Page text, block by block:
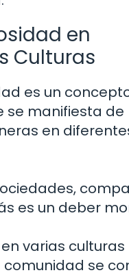
en
Culturas
es un
se manifiesta de
en
es un deber
varias culturas
se